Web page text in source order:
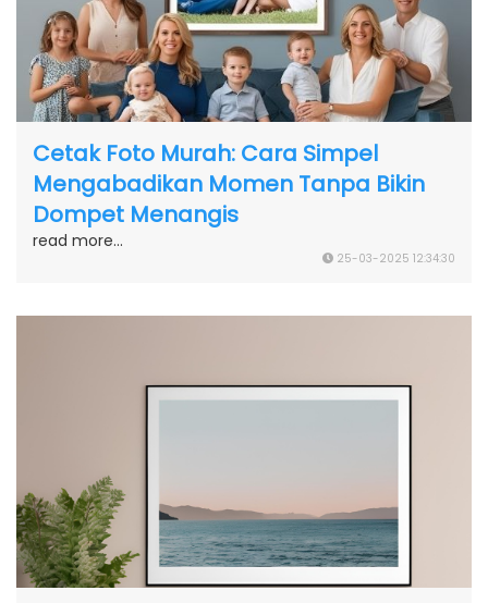
Cetak Foto Murah: Cara Simpel
Mengabadikan Momen Tanpa Bikin
Dompet Menangis
read more...
25-03-2025 12:34:30